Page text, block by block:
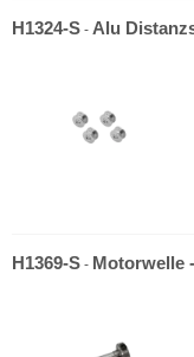
H1324-S - Alu
H1369-S - Motorwelle